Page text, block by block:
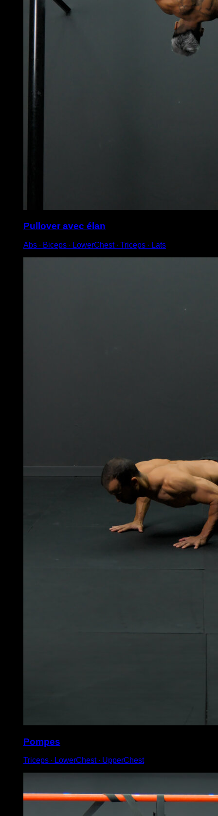
Pullover avec élan
Abs ∙ Biceps ∙ LowerChest ∙ Triceps ∙ Lats
Pompes
Triceps ∙ LowerChest ∙ UpperChest